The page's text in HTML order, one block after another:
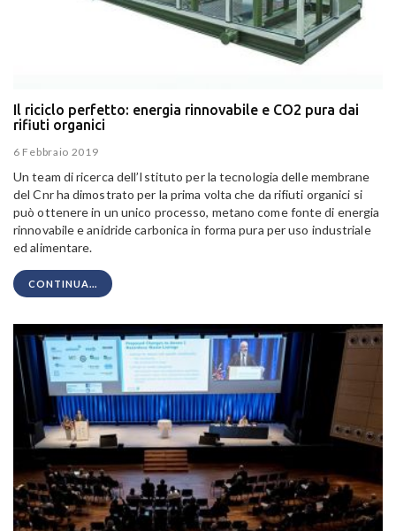
Il riciclo perfetto: energia rinnovabile e CO2 pura dai
rifiuti organici
6 Febbraio 2019
Un team di ricerca dell’Istituto per la tecnologia delle membrane
del Cnr ha dimostrato per la prima volta che da rifiuti organici si
può ottenere in un unico processo, metano come fonte di energia
rinnovabile e anidride carbonica in forma pura per uso industriale
ed alimentare.
CONTINUA...